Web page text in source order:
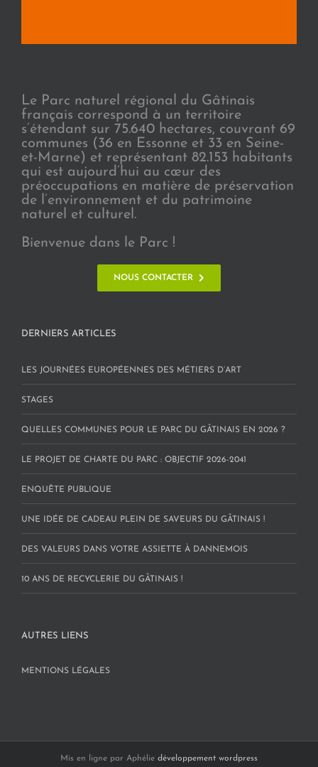
Le Parc naturel régional du Gâtinais
français correspond à un territoire
s’étendant sur 75.640 hectares, couvrant 69
communes (36 en Essonne et 33 en Seine-
et-Marne) et représentant 82.153 habitants
qui est aujourd’hui au cœur des
préoccupations en matière de préservation
de l’environnement et du patrimoine
naturel et culturel.
Bienvenue dans le Parc !
NOUS CONTACTER
DERNIERS ARTICLES
LES JOURNÉES EUROPÉENNES DES MÉTIERS D’ART
STAGES
QUELLES COMMUNES POUR LE PARC DU GÂTINAIS EN 2026 ?
LE PROJET DE CHARTE DU PARC : OBJECTIF 2026-2041
ENQUÊTE PUBLIQUE
UNE IDÉE DE CADEAU PLEIN DE SAVEURS DU GÂTINAIS !
DES VALEURS DANS VOTRE ASSIETTE À DANNEMOIS
10 ANS DE RECYCLERIE DU GÂTINAIS !
AUTRES LIENS
MENTIONS LÉGALES
Mis en ligne par Aphélie développement wordpress